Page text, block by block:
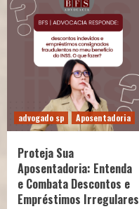
advogado sp Aposentadoria
Proteja Sua
Aposentadoria: Entenda
e Combata Descontos e
Empréstimos Irregulares